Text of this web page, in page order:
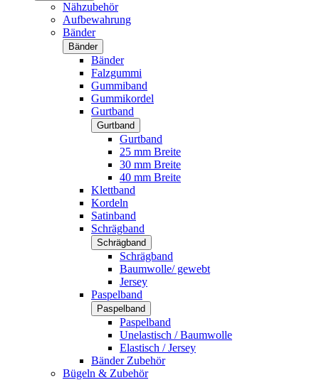
Nähzubehör
Aufbewahrung
Bänder
Bänder
Bänder
Falzgummi
Gummiband
Gummikordel
Gurtband
Gurtband
Gurtband
25 mm Breite
30 mm Breite
40 mm Breite
Klettband
Kordeln
Satinband
Schrägband
Schrägband
Schrägband
Baumwolle/ gewebt
Jersey
Paspelband
Paspelband
Paspelband
Unelastisch / Baumwolle
Elastisch / Jersey
Bänder Zubehör
Bügeln & Zubehör